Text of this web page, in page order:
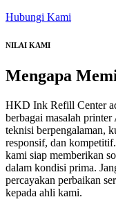
Hubungi Kami
NILAI KAMI
Mengapa
HKD Ink Refill Center
berbagai masalah
teknisi berpengalaman,
responsif, dan
kami siap memberikan
dalam kondisi prima.
percayakan perbaikan
kepada ahli kami.